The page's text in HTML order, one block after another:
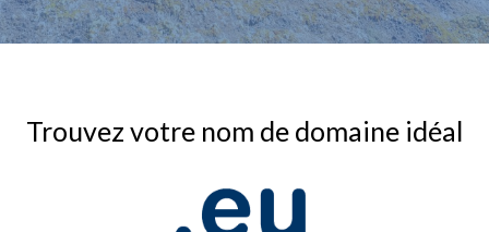
Trouvez votre nom de domaine idéal